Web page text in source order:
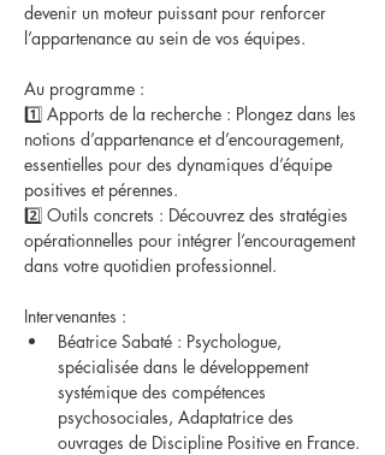
devenir un moteur puissant pour renforcer
l’appartenance au sein de vos équipes.
Au programme :
1️⃣ Apports de la recherche : Plongez dans les
notions d’appartenance et d’encouragement,
essentielles pour des dynamiques d’équipe
positives et pérennes.
2️⃣ Outils concrets : Découvrez des stratégies
opérationnelles pour intégrer l’encouragement
dans votre quotidien professionnel.
Intervenantes :
Béatrice Sabaté : Psychologue,
spécialisée dans le développement
systémique des compétences
psychosociales, Adaptatrice des
ouvrages de Discipline Positive en France.